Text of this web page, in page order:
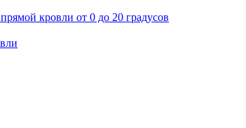
кровли от 0 до 20 градусов